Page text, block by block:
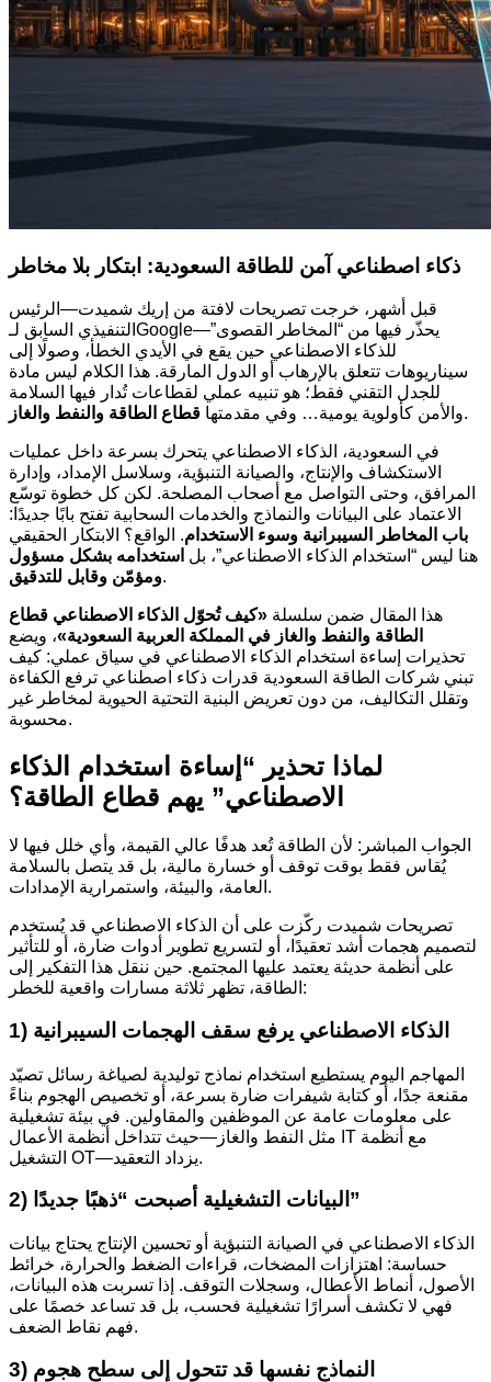
ذكاء اصطناعي آمن للطاقة السعودية: ابتكار بلا مخاطر
قبل أشهر، خرجت تصريحات لافتة من إريك شميدت—الرئيس
التنفيذي السابق لـGoogle—يحذّر فيها من “المخاطر القصوى”
للذكاء الاصطناعي حين يقع في الأيدي الخطأ، وصولًا إلى
سيناريوهات تتعلق بالإرهاب أو الدول المارقة. هذا الكلام ليس مادة
للجدل التقني فقط؛ هو تنبيه عملي لقطاعات تُدار فيها السلامة
والأمن كأولوية يومية… وفي مقدمتها قطاع الطاقة والنفط والغاز .
في السعودية، الذكاء الاصطناعي يتحرك بسرعة داخل عمليات
الاستكشاف والإنتاج، والصيانة التنبؤية، وسلاسل الإمداد، وإدارة
المرافق، وحتى التواصل مع أصحاب المصلحة. لكن كل خطوة توسّع
الاعتماد على البيانات والنماذج والخدمات السحابية تفتح بابًا جديدًا:
باب المخاطر السيبرانية وسوء الاستخدام. الواقع؟ الابتكار الحقيقي
هنا ليس “استخدام الذكاء الاصطناعي”، بل استخدامه بشكل مسؤول
ومؤمّن وقابل للتدقيق.
هذا المقال ضمن سلسلة «كيف تُحوّل الذكاء الاصطناعي قطاع
الطاقة والنفط والغاز في المملكة العربية السعودية»، ويضع
تحذيرات إساءة استخدام الذكاء الاصطناعي في سياق عملي: كيف
تبني شركات الطاقة السعودية قدرات ذكاء اصطناعي ترفع الكفاءة
وتقلل التكاليف، من دون تعريض البنية التحتية الحيوية لمخاطر غير
محسوبة.
لماذا تحذير “إساءة استخدام الذكاء
الاصطناعي” يهم قطاع الطاقة؟
الجواب المباشر: لأن الطاقة تُعد هدفًا عالي القيمة، وأي خلل فيها لا
يُقاس فقط بوقت توقف أو خسارة مالية، بل قد يتصل بالسلامة
العامة، والبيئة، واستمرارية الإمدادات.
تصريحات شميدت ركّزت على أن الذكاء الاصطناعي قد يُستخدم
لتصميم هجمات أشد تعقيدًا، أو لتسريع تطوير أدوات ضارة، أو للتأثير
على أنظمة حديثة يعتمد عليها المجتمع. حين ننقل هذا التفكير إلى
الطاقة، تظهر ثلاثة مسارات واقعية للخطر:
1) الذكاء الاصطناعي يرفع سقف الهجمات السيبرانية
المهاجم اليوم يستطيع استخدام نماذج توليدية لصياغة رسائل تصيّد
مقنعة جدًا، أو كتابة شيفرات ضارة بسرعة، أو تخصيص الهجوم بناءً
على معلومات عامة عن الموظفين والمقاولين. في بيئة تشغيلية
مثل النفط والغاز—حيث تتداخل أنظمة الأعمال IT مع أنظمة
التشغيل OT—يزداد التعقيد.
2) البيانات التشغيلية أصبحت “ذهبًا جديدًا”
الذكاء الاصطناعي في الصيانة التنبؤية أو تحسين الإنتاج يحتاج بيانات
حساسة: اهتزازات المضخات، قراءات الضغط والحرارة، خرائط
الأصول، أنماط الأعطال، وسجلات التوقف. إذا تسربت هذه البيانات،
فهي لا تكشف أسرارًا تشغيلية فحسب، بل قد تساعد خصمًا على
فهم نقاط الضعف.
3) النماذج نفسها قد تتحول إلى سطح هجوم